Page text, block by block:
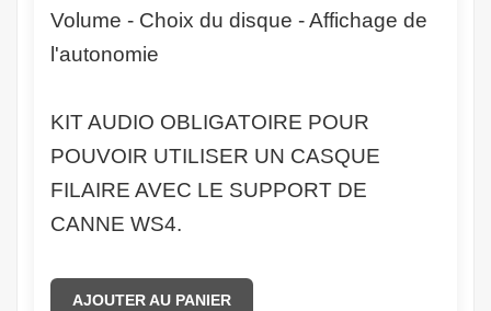
Volume - Choix du disque - Affichage de
l'autonomie
KIT AUDIO OBLIGATOIRE POUR
POUVOIR UTILISER UN CASQUE
FILAIRE AVEC LE SUPPORT DE
CANNE WS4.
AJOUTER AU PANIER